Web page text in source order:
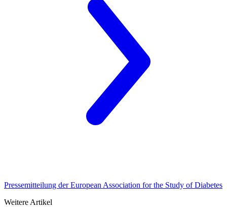
Pressemitteilung der European Association for the Study of Diabetes
Weitere Artikel